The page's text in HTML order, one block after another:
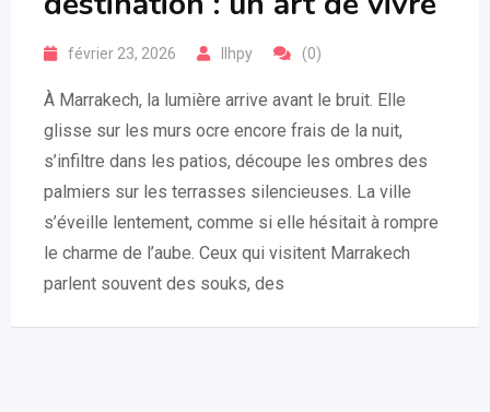
février 23, 2026 llhpy (0)
À Marrakech, la lumière arrive avant le bruit. Elle
glisse sur les murs ocre encore frais de la nuit,
s’infiltre dans les patios, découpe les ombres des
palmiers sur les terrasses silencieuses. La ville
s’éveille lentement, comme si elle hésitait à rompre
le charme de l’aube. Ceux qui visitent Marrakech
parlent souvent des souks, des